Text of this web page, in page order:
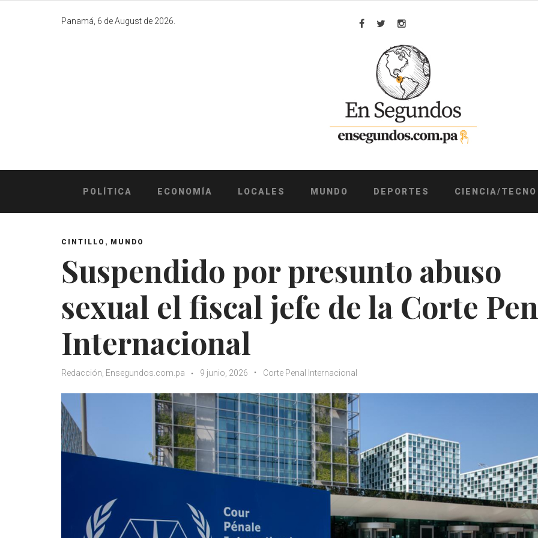
Panamá, 6 de August de 2026.
Facebook
TwitterInstagram
POLÍTICA ECONOMÍA LOCALES MUNDO DEPORTES CIENCIA/TECNO
CINTILLO , MUNDO
Suspendido por presunto abuso
sexual el fiscal jefe de la Corte
Internacional
Redacción, Ensegundos.com.pa 9 junio, 2026 Corte Penal Internacional